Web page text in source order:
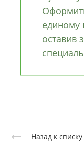
единому
оставив
Назад к списку